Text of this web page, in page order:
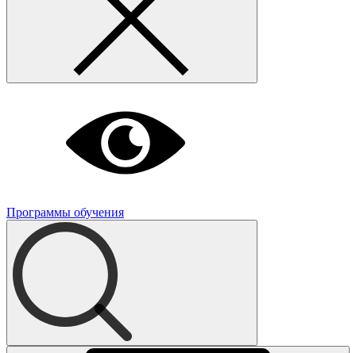
Программы обучения